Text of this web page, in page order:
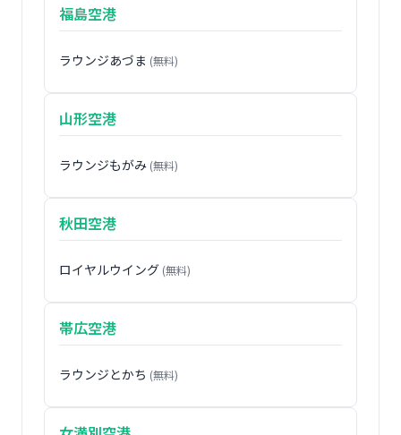
福島空港
ラウンジあづま (無料)
山形空港
ラウンジもがみ (無料)
秋田空港
ロイヤルウイング (無料)
帯広空港
ラウンジとかち (無料)